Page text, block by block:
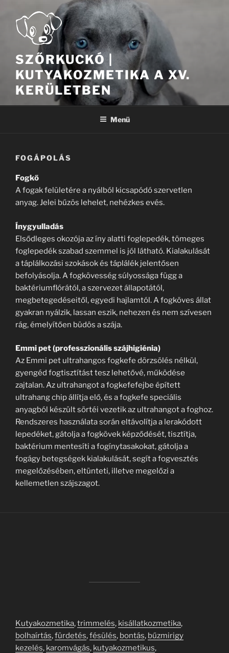
SZŐRKUCKÓ |
KUTYAKOZMETIKA A XV.
KERÜLETBEN
Menü
FOGÁPOLÁS
Fogkő
A fogak felületére a nyálból kicsapódó szervetlen
anyag. Jelei bűzös lehelet, nehézkes evés.
Ínygyulladás
Elsődleges okozója az íny alatti foglepedék, tömeges
foglepedék szabad szemmel is jól látható. Kialakulását
a táplálkozási szokások és táplálék jelentősen
befolyásolja. A fogkövesség súlyossága függ a
baktériumflórától, a szervezet állapotától,
megbetegedéseitől, egyedi hajlamtól. A fogköves állat
gyakran nyálzik, lassan eszik, nehezen és nem szívesen
rág, émelyítően büdös a szája.
Emmi pet (professzionális szájhigiénia)
Az Emmi pet ultrahangos fogkefe dörzsölés nélkül,
gyengéd fogtisztítást tesz lehetővé, működése
zajtalan. Az ultrahangot a fogkefefejbe épített
ultrahang chip állítja elő, és a fogkefe speciális
anyagból készült sörtéi vezetik az ultrahangot a foghoz.
Rendszeres használata során eltávolítja a lerakódott
lepedéket, gátolja a fogkövek képződését, tisztítja,
baktérium mentesíti a fogínytasakokat, gátolja a
fogágy betegségek kialakulását, segít a fogvesztés
megelőzésében, eltünteti, illetve megelőzi a
kellemetlen szájszagot.
Kutyakozmetika,trimmelés, kisállatkozmetika,
bolhaírtás,fürdetés,fésülés, bontás, bűzmirigy
kezelés, karomvágás, kutyakozmetikus,